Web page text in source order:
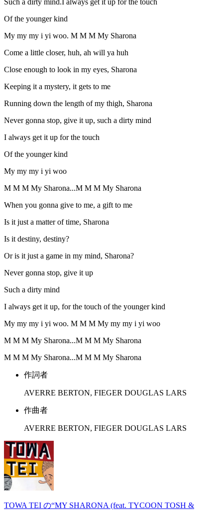
Such a dirty mind.I always get it up for the touch
Of the younger kind
My my my i yi woo. M M M My Sharona
Come a little closer, huh, ah will ya huh
Close enough to look in my eyes, Sharona
Keeping it a mystery, it gets to me
Running down the length of my thigh, Sharona
Never gonna stop, give it up, such a dirty mind
I always get it up for the touch
Of the younger kind
My my my i yi woo
M M M My Sharona...M M M My Sharona
When you gonna give to me, a gift to me
Is it just a matter of time, Sharona
Is it destiny, destiny?
Or is it just a game in my mind, Sharona?
Never gonna stop, give it up
Such a dirty mind
I always get it up, for the touch of the younger kind
My my my i yi woo. M M M My my my i yi woo
M M M My Sharona...M M M My Sharona
M M M My Sharona...M M M My Sharona
作詞者
AVERRE BERTON, FIEGER DOUGLAS LARS
作曲者
AVERRE BERTON, FIEGER DOUGLAS LARS
TOWA TEI の“MY SHARONA (feat. TYCOON TOSH &